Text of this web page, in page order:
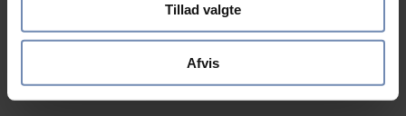
Tillad valgte
Afvis